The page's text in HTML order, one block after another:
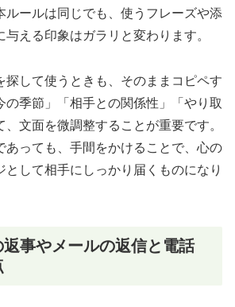
ルールは同じでも、使うフレーズや添
与える印象はガラリと変わります。
探して使うときも、そのままコピペす
の季節」「相手との関係性」「やり取
、文面を微調整することが重要です。
あっても、手間をかけることで、心の
として相手にしっかり届くものになり
事やメールの返信と電話